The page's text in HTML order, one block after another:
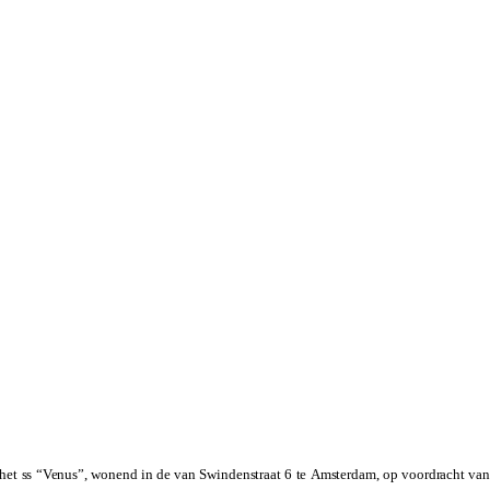
ss “Venus”, wonend in de van Swindenstraat 6 te Amsterdam, op voordracht van